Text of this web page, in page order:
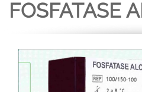
FOSFATASE